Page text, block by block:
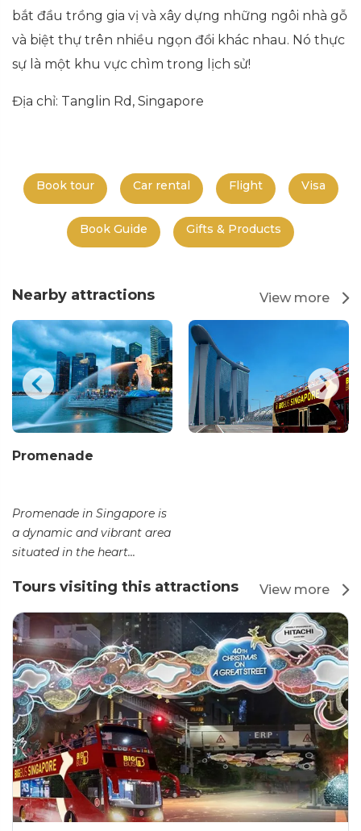
bắt đầu trồng gia vị và xây dựng những ngôi nhà gỗ
và biệt thự trên nhiều ngọn đồi khác nhau. Nó thực
sự là một khu vực chìm trong lịch sử!
Địa chỉ: Tanglin Rd, Singapore
Book tour Car rental Flight Visa
Book Guide Gifts & Products
Nearby attractions View more
Promenade
Promenade in Singapore is
a dynamic and vibrant area
situated in the heart...
Tours visiting this attractions View more